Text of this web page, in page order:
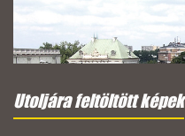
Utoljára feltöltött képek